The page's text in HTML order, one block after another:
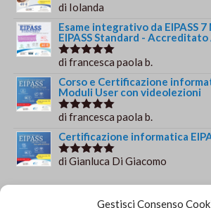
Gestisci Consenso
Valutato5
di Iolanda
Esame integrativo da EIPASS
EIPASS Standard - Accreditato
Valutato5
di francesca paola b.
Corso e Certificazione
Moduli User con videolezioni
Valutato5
di francesca paola b.
Certificazione informatica
Valutato5
di Gianluca Di Giacomo